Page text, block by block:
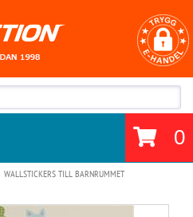
0
WALLSTICKERS TILL BARNRUMMET